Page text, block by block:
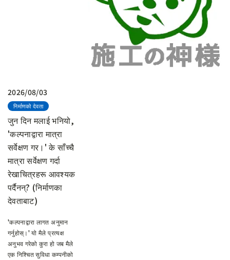
2026/08/03
निर्माणको देवता
जुन दिन मलाई भनियो,
'कल्पनाद्वारा मात्रा
सर्वेक्षण गर।' के साँच्चै
मात्रा सर्वेक्षण गर्दा
रेखाचित्रहरू आवश्यक
पर्दैनन्? (निर्माणका
देवताबाट)
'कल्पनाद्वारा लागत अनुमान
गर्नुहोस्।' यो मैले प्रत्यक्ष
अनुभव गरेको कुरा हो जब मैले
एक निश्चित सुविधा कम्पनीको